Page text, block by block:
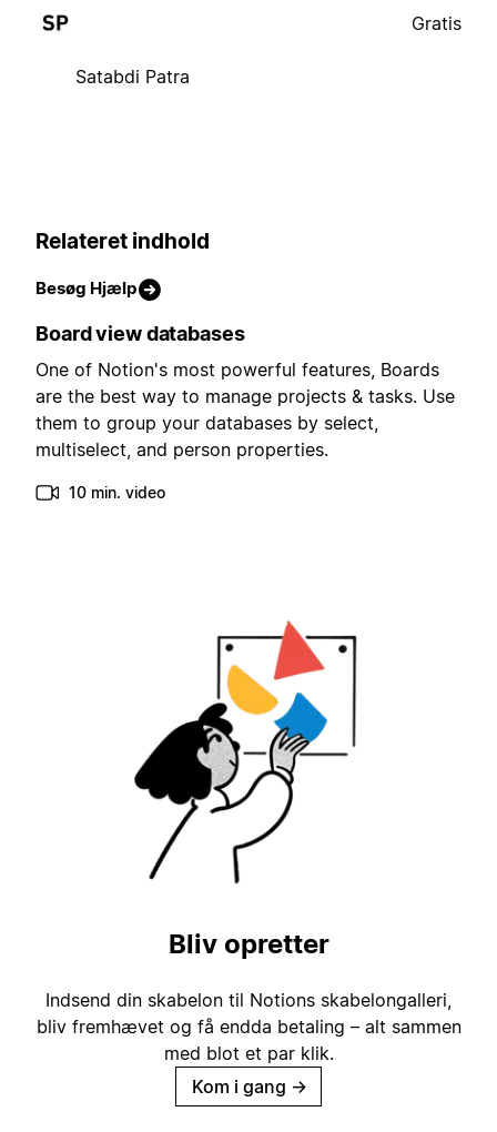
Satabdi Patra
Gratis
Relateret indhold
Besøg Hjælp
Board view databases
One of Notion's most powerful features, Boards
are the best way to manage projects & tasks. Use
them to group your databases by select,
multiselect, and person properties.
10 min. video
Bliv opretter
Indsend din skabelon til Notions skabelongalleri,
bliv fremhævet og få endda betaling – alt sammen
med blot et par klik.
Kom i gang →